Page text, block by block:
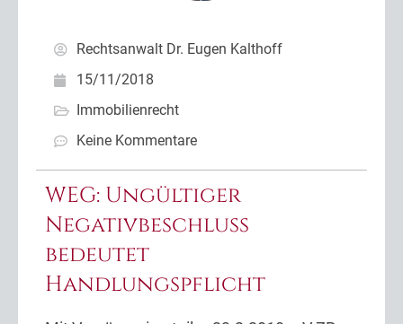
Rechtsanwalt Dr. Eugen Kalthoff
15/11/2018
Immobilienrecht
Keine Kommentare
WEG: Ungültiger
Negativbeschluss
bedeutet
Handlungspflicht